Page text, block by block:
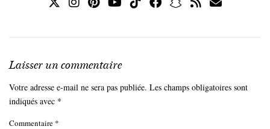
Laisser un commentaire
Votre adresse e-mail ne sera pas publiée. Les champs obligatoires sont
indiqués avec *
Commentaire *